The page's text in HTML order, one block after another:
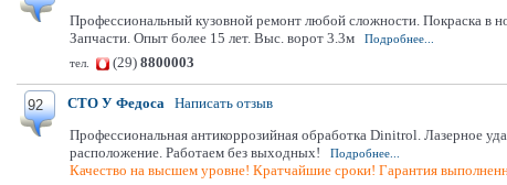
Профессиональный кузовной ремонт любой сложности. Покраска в
Запчасти. Опыт более 15 лет. Выс. ворот 3.3м
Подробнее...
тел.
(29) 8800003
92 СТО У Федоса Написать отзыв
Профессиональная антикоррозийная обработка Dinitrol. Лазерное
расположение. Работаем без выходных!
Подробнее...
Качество на высшем уровне! Кратчайшие сроки! Гарантия